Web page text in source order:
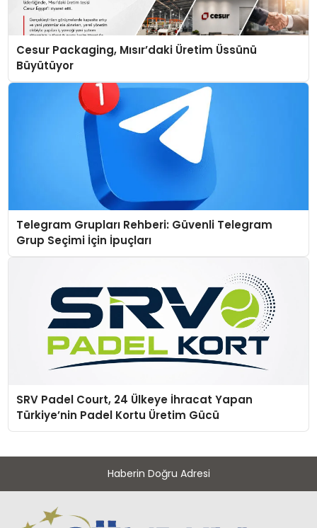
Cesur Packaging, Mısır’daki Üretim Üssünü
Büyütüyor
Telegram Grupları Rehberi: Güvenli Telegram
Grup Seçimi İçin İpuçları
SRV Padel Court, 24 Ülkeye İhracat Yapan
Türkiye’nin Padel Kortu Üretim Gücü
Haberin Doğru Adresi